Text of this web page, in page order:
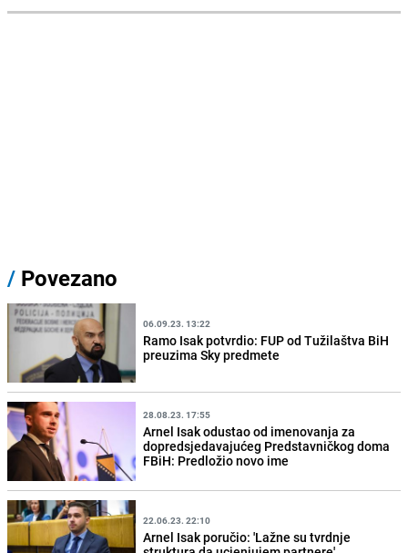
/ Povezano
06.09.23. 13:22
Ramo Isak potvrdio: FUP od Tužilaštva BiH
preuzima Sky predmete
28.08.23. 17:55
Arnel Isak odustao od imenovanja za
dopredsjedavajućeg Predstavničkog doma
FBiH: Predložio novo ime
22.06.23. 22:10
Arnel Isak poručio: 'Lažne su tvrdnje